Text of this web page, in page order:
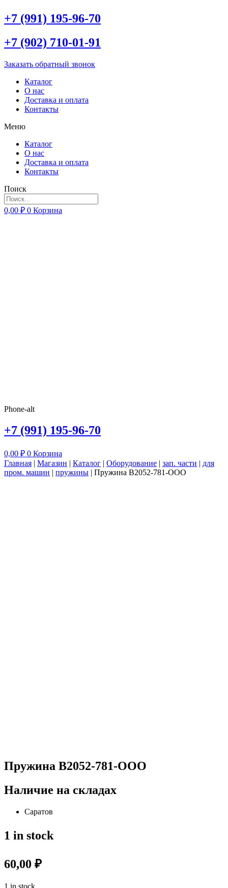
+7 (991) 195-96-70
+7 (902) 710-01-91
Заказать обратный звонок
Каталог
О нас
Доставка и оплата
Контакты
Меню
Каталог
О нас
Доставка и оплата
Контакты
Поиск
0,00 ₽ 0 Корзина
Phone-alt
+7 (991) 195-96-70
0,00 ₽ 0 Корзина
Главная | Магазин | Каталог | Оборудование | зап. части | для
пром. машин | пружины | Пружина B2052-781-OOO
Пружина B2052-781-OOO
Наличие на складах
Саратов
1 in stock
60,00 ₽
1 in stock